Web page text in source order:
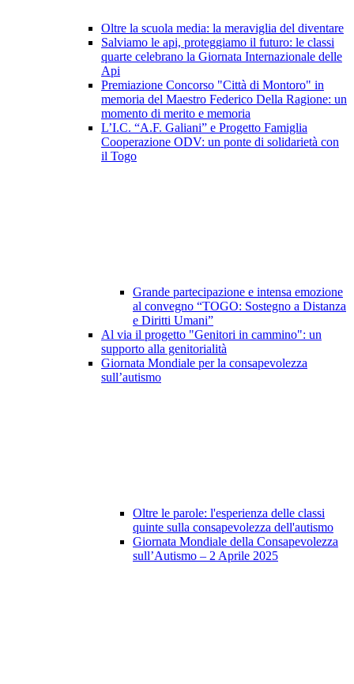
Oltre la scuola media: la meraviglia del diventare
Salviamo le api, proteggiamo il futuro: le classi
quarte celebrano la Giornata Internazionale delle
Api
Premiazione Concorso "Città di Montoro" in
memoria del Maestro Federico Della Ragione: un
momento di merito e memoria
L’I.C. “A.F. Galiani” e Progetto Famiglia
Cooperazione ODV: un ponte di solidarietà con
il Togo
Grande partecipazione e intensa emozione
al convegno “TOGO: Sostegno a Distanza
e Diritti Umani”
Al via il progetto "Genitori in cammino": un
supporto alla genitorialità
Giornata Mondiale per la consapevolezza
sull’autismo
Oltre le parole: l'esperienza delle classi
quinte sulla consapevolezza dell'autismo
Giornata Mondiale della Consapevolezza
sull’Autismo – 2 Aprile 2025